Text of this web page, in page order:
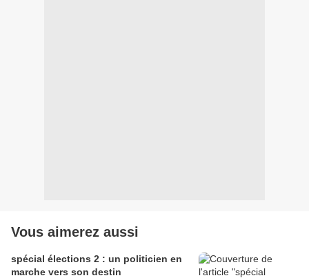
Vous aimerez aussi
spécial élections 2 : un politicien en
marche vers son destin